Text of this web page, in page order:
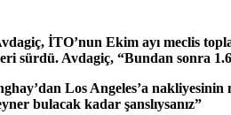
İTO’nun Ekim ayı meclis
sürdü. Avdagiç, “Bundan sonra
Los Angeles’a
bulacak kadar şanslıysanız”